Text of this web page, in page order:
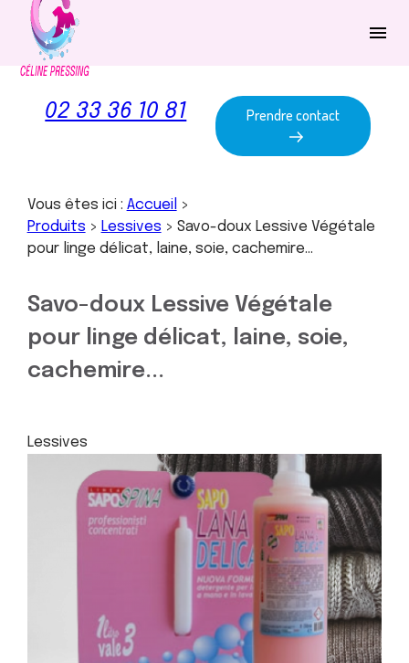
menu
02 33 36 10 81 Prendre contact
Vous êtes ici : Accueil >
Produits > Lessives > Savo-doux Lessive Végétale
pour linge délicat, laine, soie, cachemire...
Savo-doux Lessive Végétale
pour linge délicat, laine, soie,
cachemire...
Lessives
Panneau de gestion des cookies